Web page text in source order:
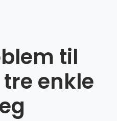
til
enkle